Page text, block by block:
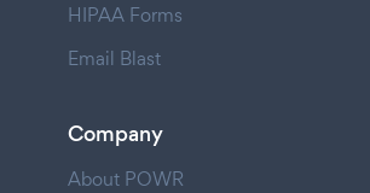
HIPAA Forms
Email Blast
Company
About POWR